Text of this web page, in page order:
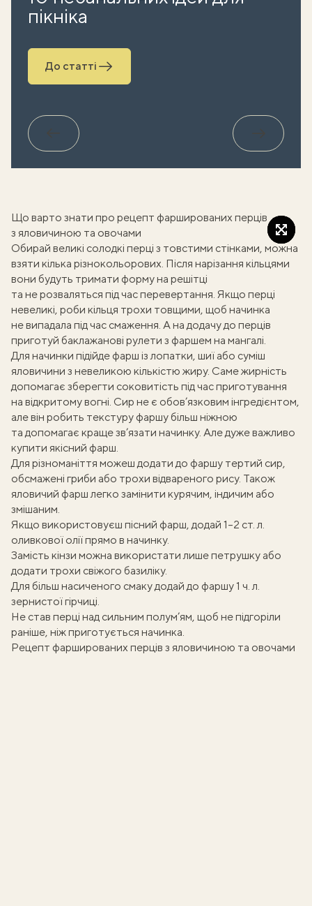
пікніка
До статті
Назад Вперед
Що варто знати про рецепт фаршированих перців
з яловичиною та овочами
Обирай великі солодкі перці з товстими стінками, можна
взяти кілька різнокольорових. Після нарізання кільцями
вони будуть тримати форму на решітці
та не розваляться під час перевертання. Якщо перці
невеликі, роби кільця трохи товщими, щоб начинка
не випадала під час смаження. А на додачу до перців
приготуй баклажанові рулети з фаршем на мангалі.
Для начинки підійде фарш із лопатки, шиї або суміш
яловичини з невеликою кількістю жиру. Саме жирність
допомагає зберегти соковитість під час приготування
на відкритому вогні. Сир не є обов’язковим інгредієнтом,
але він робить текстуру фаршу більш ніжною
та допомагає краще зв’язати начинку. Але дуже важливо
купити якісний фарш.
Для різноманіття можеш додати до фаршу тертий сир,
обсмажені гриби або трохи відвареного рису. Також
яловичий фарш легко замінити курячим, індичим або
змішаним.
Якщо використовуєш пісний фарш, додай 1–2 ст. л.
оливкової олії прямо в начинку.
Замість кінзи можна використати лише петрушку або
додати трохи свіжого базиліку.
Для більш насиченого смаку додай до фаршу 1 ч. л.
зернистої гірчиці.
Не став перці над сильним полум’ям, щоб не підгоріли
раніше, ніж приготується начинка.
Рецепт фаршированих перців з яловичиною та овочами